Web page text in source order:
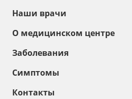
Наши врачи
О медицинском центре
Заболевания
Симптомы
Контакты